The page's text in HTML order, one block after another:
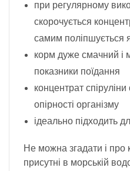
при регулярному
скорочується
самим поліпшується
корм дуже смачний і
показники поїдання
концентрат
опірності організму
ідеально підходить
Не можна згадати і про
присутні в морській